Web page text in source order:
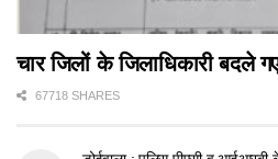
चार जिलों के जिलाधिकारी बदले
67718 SHARES